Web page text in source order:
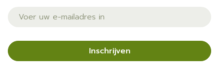
E-mail adres
Inschrijven